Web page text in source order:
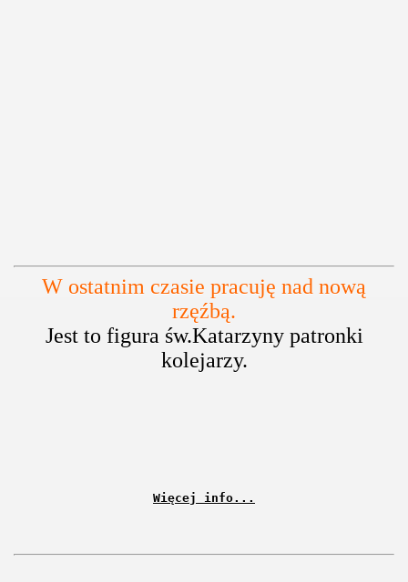
W ostatnim czasie pracuję nad nową
rzęźbą.
Jest to figura św.Katarzyny patronki
kolejarzy.
Więcej info...